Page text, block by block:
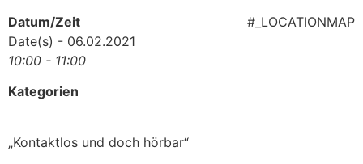
#_LOCATIONMAP
Datum/Zeit
Date(s) - 06.02.2021
10:00 - 11:00
Kategorien
„Kontaktlos und doch hörbar“